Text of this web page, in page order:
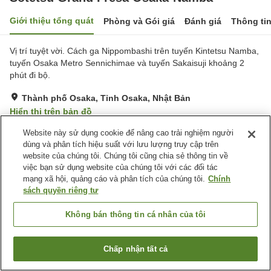
Giới thiệu tổng quát Phòng và Gói giá Đánh giá Thông
Vị trí tuyệt vời. Cách ga Nippombashi trên tuyến Kintetsu Namba,
tuyến Osaka Metro Sennichimae và tuyến Sakaisuji khoảng 2
phút đi bộ.
Thành phố Osaka, Tỉnh Osaka, Nhật Bản
Hiển thị trên bản đồ
Rất tốt Đánh giá:280lượt
Tiện nghi chỗ nghỉ
Spa / Salon
Nhà hàng
Máy bán hàng tự động
Trang chủ Nhật Bản Tỉnh Osaka
Thành phố Osaka
Sotetsu Grand Fresa Osaka-Namba
Tìm phòng trống
Website này sử dụng cookie để nâng cao trải nghiệm người
dùng và phân tích hiệu suất với lưu lượng truy cập trên
website của chúng tôi. Chúng tôi cũng chia sẻ thông tin về
việc bạn sử dụng website của chúng tôi với các đối tác
mạng xã hội, quảng cáo và phân tích của chúng tôi. Chính
sách quyền riêng tư
Không bán thông tin cá nhân của tôi
Chấp nhận tất cả